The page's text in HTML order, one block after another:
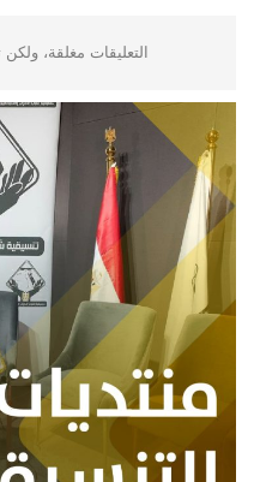
التعليقات مغلقة، ولكن